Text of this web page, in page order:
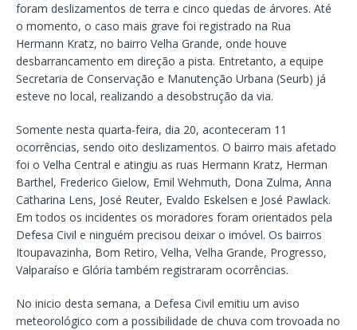
foram deslizamentos de terra e cinco quedas de árvores. Até
o momento, o caso mais grave foi registrado na Rua
Hermann Kratz, no bairro Velha Grande, onde houve
desbarrancamento em direção a pista. Entretanto, a equipe
Secretaria de Conservação e Manutenção Urbana (Seurb) já
esteve no local, realizando a desobstrução da via.
Somente nesta quarta-feira, dia 20, aconteceram 11
ocorrências, sendo oito deslizamentos. O bairro mais afetado
foi o Velha Central e atingiu as ruas Hermann Kratz, Herman
Barthel, Frederico Gielow, Emil Wehmuth, Dona Zulma, Anna
Catharina Lens, José Reuter, Evaldo Eskelsen e José Pawlack.
Em todos os incidentes os moradores foram orientados pela
Defesa Civil e ninguém precisou deixar o imóvel. Os bairros
Itoupavazinha, Bom Retiro, Velha, Velha Grande, Progresso,
Valparaíso e Glória também registraram ocorrências.
No inicio desta semana, a Defesa Civil emitiu um aviso
meteorológico com a possibilidade de chuva com trovoada no